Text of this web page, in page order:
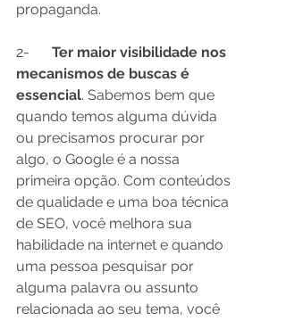
propaganda.
Ter maior visibilidade nos
mecanismos de buscas é
essencial. Sabemos bem que
quando temos alguma dúvida
ou precisamos procurar por
algo, o Google é a nossa
primeira opção. Com conteúdos
de qualidade e uma boa técnica
de SEO, você melhora sua
habilidade na internet e quando
uma pessoa pesquisar por
alguma palavra ou assunto
relacionada ao seu tema, você